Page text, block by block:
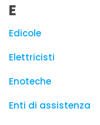
E
Edicole
Elettricisti
Enoteche
Enti di assistenza